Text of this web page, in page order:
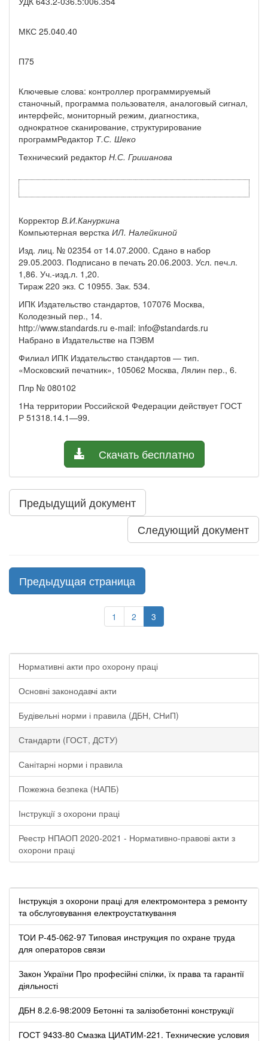
МКС 25.040.40
П75
Ключевые слова: контроллер программируемый
станочный, программа пользователя, аналоговый сигнал,
интерфейс, мониторный режим, диагностика,
однократное сканирование, структурирование
программРедактор Т.С. Шеко
Технический редактор Н.С. Гришанова
Корректор В.И.Кануркина
Компьютерная верстка ИЛ. Налейкиной
Изд. лиц. № 02354 от 14.07.2000. Сдано в набор
29.05.2003. Подписано в печать 20.06.2003. Усл. печ.л.
1,86. Уч.-изд.л. 1,20.
Тираж 220 экз. С 10955. Зак. 534.
ИПК Издательство стандартов, 107076 Москва,
Колодезный пер., 14.
http://www.standards.ru e-mail: info@standards.ru
Набрано в Издательстве на ПЭВМ
Филиал ИПК Издательство стандартов — тип.
«Московский печатник», 105062 Москва, Лялин пер., 6.
Плр № 080102
1На территории Российской Федерации действует ГОСТ
Р 51318.14.1—99.
Скачать бесплатно
Предыдущий документ
Следующий документ
Предыдущая страница
1 2 3
Нормативні акти про охорону праці
Основні законодавчі акти
Будівельні норми і правила (ДБН, СНиП)
Стандарти (ГОСТ, ДСТУ)
Санітарні норми і правила
Пожежна безпека (НАПБ)
Інструкції з охорони праці
Реестр НПАОП 2020-2021 - Нормативно-правові акти з
охорони праці
Інструкція з охорони праці для електромонтера з ремонту
та обслуговування електроустаткування
ТОИ Р-45-062-97 Типовая инструкция по охране труда
для операторов связи
Закон України Про професійні спілки, їх права та гарантії
діяльності
ДБН 8.2.6-98:2009 Бетонні та залізобетонні конструкції
ГОСТ 9433-80 Смазка ЦИАТИМ-221. Технические условия